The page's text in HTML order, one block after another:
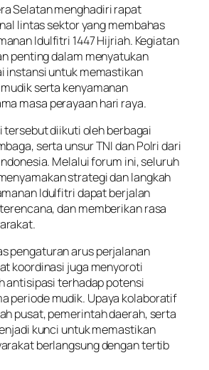
Selatan menghadiri rapat
lintas sektor yang membahas
Idulfitri 1447 Hijriah. Kegiatan
penting dalam menyatukan
instansi untuk memastikan
serta kenyamanan
masa perayaan hari raya.
tersebut diikuti oleh berbagai
serta unsur TNI dan Polri dari
Melalui forum ini, seluruh
strategi dan langkah
Idulfitri dapat berjalan
dan memberikan rasa
pengaturan arus perjalanan
koordinasi juga menyoroti
antisipasi terhadap potensi
periode mudik. Upaya kolaboratif
pusat, pemerintah daerah, serta
kunci untuk memastikan
berlangsung dengan tertib